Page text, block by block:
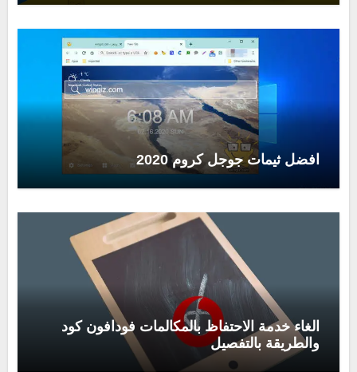
افضل ثيمات جوجل كروم 2020
الغاء خدمة الاحتفاظ بالمكالمات فودافون كود
والطريقة بالتفصيل